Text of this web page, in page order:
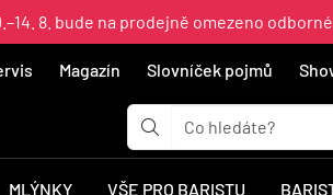
8. bude na prodejně omezeno
Magazín Slovníček pojmů
MLÝNKY VŠE PRO BARISTU